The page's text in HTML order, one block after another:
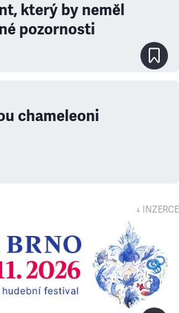
který by neměl
pozornosti
chameleoni
↓ INZERCE